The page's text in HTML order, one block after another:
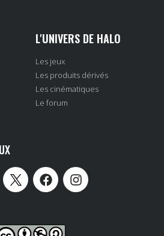
L'UNIVERS DE HALO
Les jeux
Les produits dérivés
Les cinématiques
Le forum